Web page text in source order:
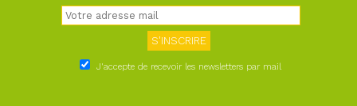
J'accepte de recevoir les newsletters par mail